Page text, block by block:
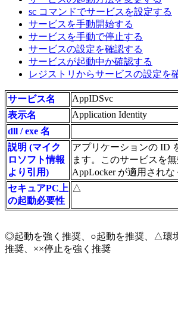
sc コマンドでサービスを設定する
サービスを手動開始する
サービスを手動で停止する
サービスの設定を確認する
サービスが起動中か確認する
レジストリからサービスの設定を
サービス名
AppIDSvc
表示名
Application Identity
dll / exe 名
説明 (マイク
ロソフト情報
より引用)
アプリケーションの ID
ます。このサービスを無
AppLocker が適用されな
セキュアPC上
の起動必要性
△
◎起動を強く推奨、○起動を推奨、△環
推奨、××停止を強く推奨